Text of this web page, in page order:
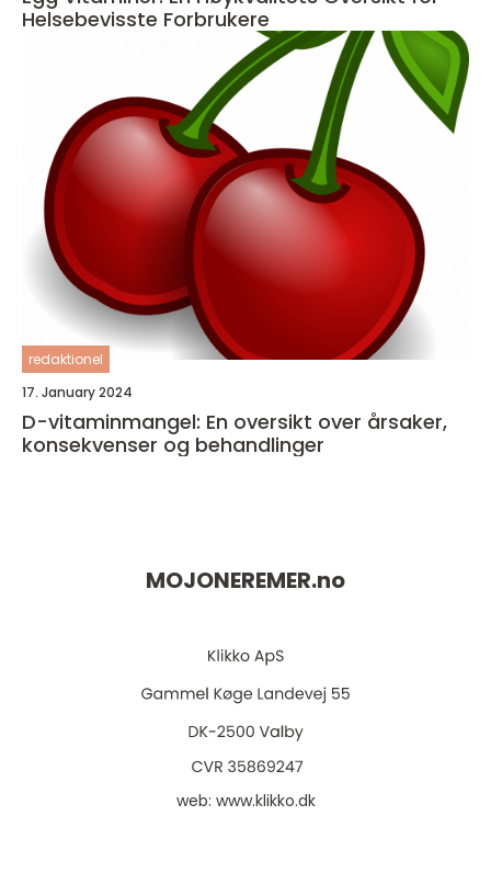
Helsebevisste Forbrukere
redaktionel
17. January 2024
D-vitaminmangel: En oversikt over årsaker,
konsekvenser og behandlinger
MOJONEREMER.no
web: www.klikko.dk